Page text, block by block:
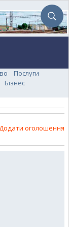
Послуги
Бізнес
оголошення